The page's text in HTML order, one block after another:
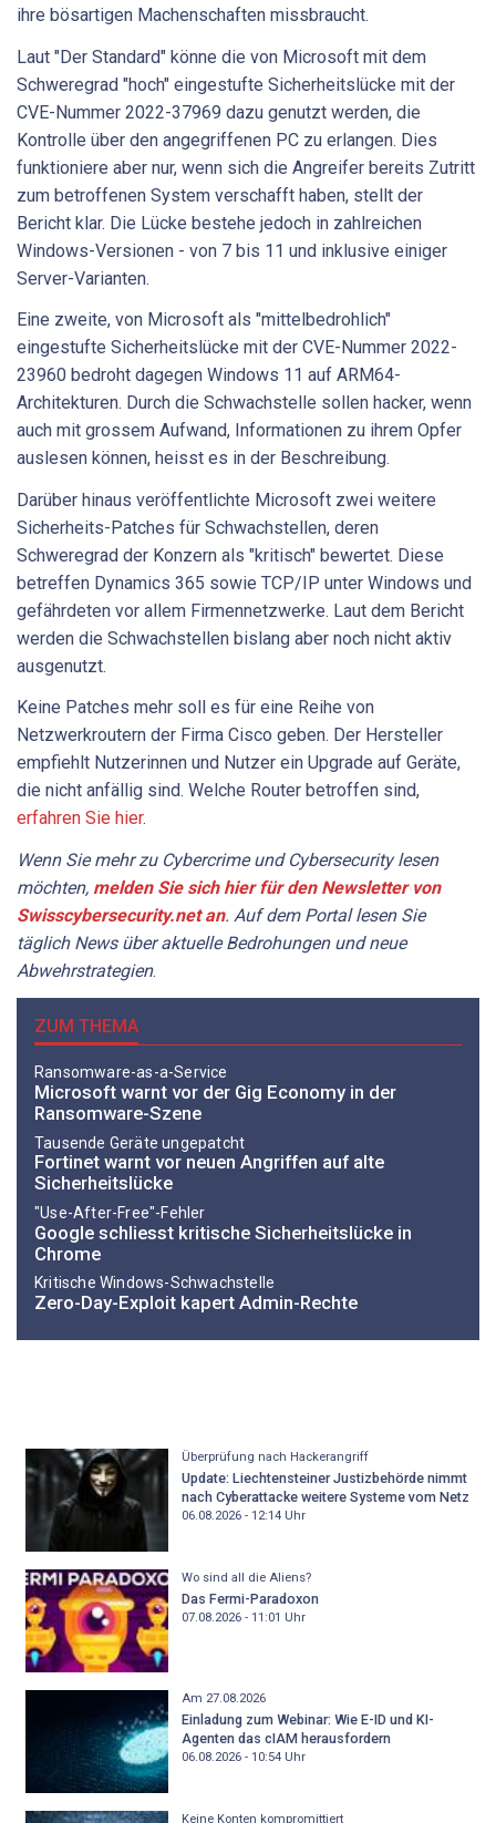
ihre bösartigen Machenschaften missbraucht.
Laut "Der Standard" könne die von Microsoft mit dem
Schweregrad "hoch" eingestufte Sicherheitslücke mit der
CVE-Nummer 2022-37969 dazu genutzt werden, die
Kontrolle über den angegriffenen PC zu erlangen. Dies
funktioniere aber nur, wenn sich die Angreifer bereits Zutritt
zum betroffenen System verschafft haben, stellt der
Bericht klar. Die Lücke bestehe jedoch in zahlreichen
Windows-Versionen - von 7 bis 11 und inklusive einiger
Server-Varianten.
Eine zweite, von Microsoft als "mittelbedrohlich"
eingestufte Sicherheitslücke mit der CVE-Nummer 2022-
23960 bedroht dagegen Windows 11 auf ARM64-
Architekturen. Durch die Schwachstelle sollen hacker, wenn
auch mit grossem Aufwand, Informationen zu ihrem Opfer
auslesen können, heisst es in der Beschreibung.
Darüber hinaus veröffentlichte Microsoft zwei weitere
Sicherheits-Patches für Schwachstellen, deren
Schweregrad der Konzern als "kritisch" bewertet. Diese
betreffen Dynamics 365 sowie TCP/IP unter Windows und
gefährdeten vor allem Firmennetzwerke. Laut dem Bericht
werden die Schwachstellen bislang aber noch nicht aktiv
ausgenutzt.
Keine Patches mehr soll es für eine Reihe von
Netzwerkroutern der Firma Cisco geben. Der Hersteller
empfiehlt Nutzerinnen und Nutzer ein Upgrade auf Geräte,
die nicht anfällig sind. Welche Router betroffen sind,
erfahren Sie hier.
Wenn Sie mehr zu Cybercrime und Cybersecurity lesen
möchten, melden Sie sich hier für den Newsletter von
Swisscybersecurity.net an. Auf dem Portal lesen Sie
täglich News über aktuelle Bedrohungen und neue
Abwehrstrategien.
ZUM THEMA
Ransomware-as-a-Service
Microsoft warnt vor der Gig Economy in der
Ransomware-Szene
Tausende Geräte ungepatcht
Fortinet warnt vor neuen Angriffen auf alte
Sicherheitslücke
"Use-After-Free"-Fehler
Google schliesst kritische Sicherheitslücke in
Chrome
Kritische Windows-Schwachstelle
Zero-Day-Exploit kapert Admin-Rechte
Überprüfung nach Hackerangriff
Update: Liechtensteiner Justizbehörde nimmt
nach Cyberattacke weitere Systeme vom Netz
06.08.2026 - 12:14Uhr
Wo sind all die Aliens?
Das Fermi-Paradoxon
07.08.2026 - 11:01 Uhr
Am 27.08.2026
Einladung zum Webinar: Wie E-ID und KI-
Agenten das cIAM herausfordern
06.08.2026 - 10:54Uhr
Keine Konten kompromittiert